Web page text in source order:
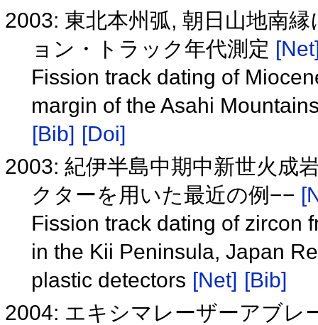
2003: 東北本州弧, 朝日山地南
ョン・トラック年代測定
Fission track dating of
margin of the Asahi
[Bib] [Doi]
2003: 紀伊半島中期中新世火成
クターを用いた最近の例−−
Fission track dating of zircon
in the Kii Peninsula, Japan
plastic detectors [Net] [Bib]
2004: エキシマレーザーアブレ